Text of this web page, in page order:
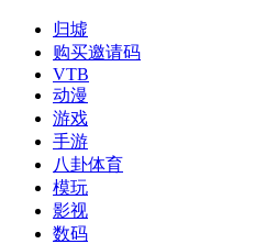
归墟
购买邀请码
VTB
动漫
游戏
手游
八卦体育
模玩
影视
数码